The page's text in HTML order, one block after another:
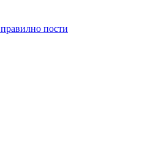
пости